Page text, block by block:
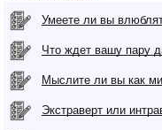
Умеете ли вы
Что ждет вашу пару
Мыслите ли вы как
Экстраверт или